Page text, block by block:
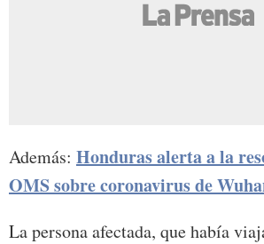
Además: Honduras alerta a la
OMS sobre coronavirus de
La persona afectada, que había